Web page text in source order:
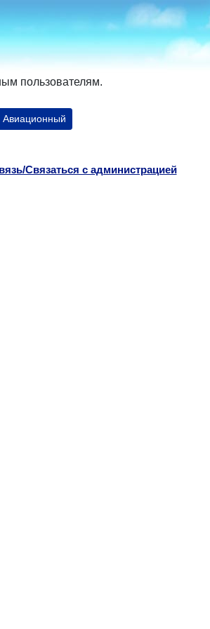
пользователям.
Авиационный
Связаться с администрацией